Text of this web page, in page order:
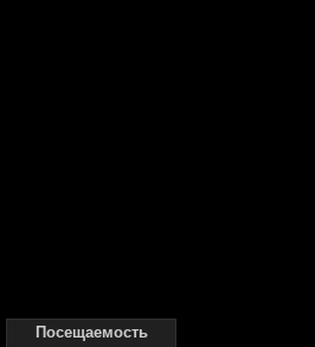
Посещаемость